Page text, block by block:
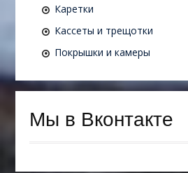
Каретки
Кассеты и трещотки
Покрышки и камеры
Мы в Вконтакте